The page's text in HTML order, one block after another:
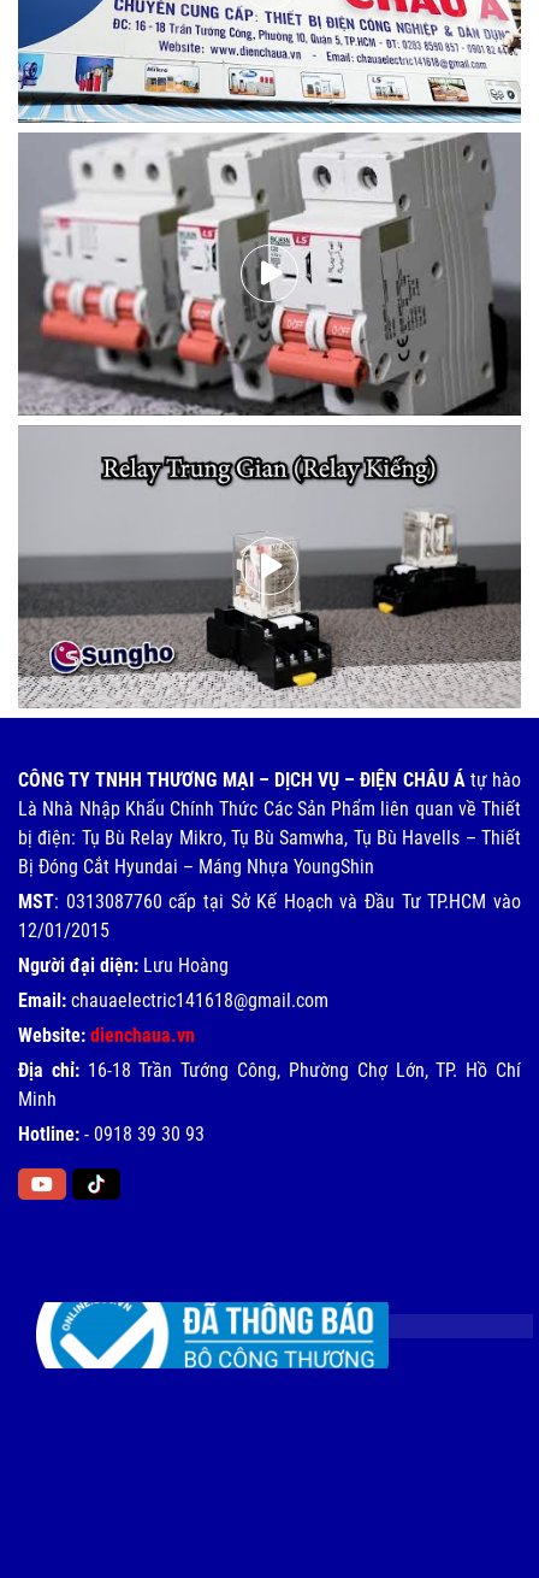
CÔNG TY TNHH THƯƠNG MẠI – DỊCH VỤ – ĐIỆN CHÂU Átự hào
Là Nhà Nhập Khẩu Chính Thức Các Sản Phẩm liên quan về Thiết
bị điện: Tụ Bù Relay Mikro, Tụ Bù Samwha, Tụ Bù Havells – Thiết
Bị Đóng Cắt Hyundai – Máng Nhựa YoungShin
MST: 0313087760 cấp tại Sở Kế Hoạch và Đầu Tư TP.HCM vào
12/01/2015
Người đại diện: Lưu Hoàng
Email: chauaelectric141618@gmail.com
Website: dienchaua.vn
Địa chỉ: 16-18 Trần Tướng Công, Phường Chợ Lớn, TP. Hồ Chí
Minh
Hotline: - 0918 39 30 93